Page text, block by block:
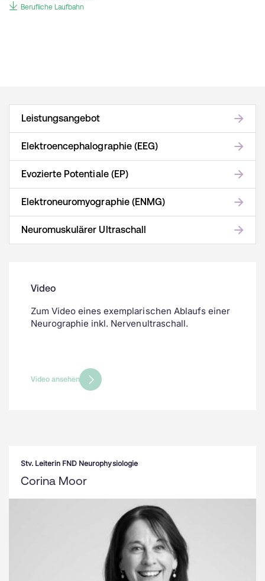
Berufliche Laufbahn
Leistungsangebot
Elektroencephalographie (EEG)
Evozierte Potentiale (EP)
Elektroneuromyographie (ENMG)
Neuromuskulärer Ultraschall
Video
Zum Video eines exemplarischen Ablaufs einer
Neurographie inkl. Nervenultraschall.
Video ansehen
Stv. Leiterin FND Neurophysiologie
Corina Moor